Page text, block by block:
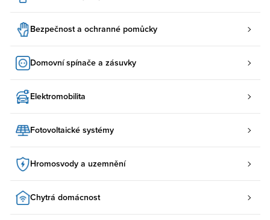
Bezpečnost a ochranné pomůcky
Domovní spínače a zásuvky
Elektromobilita
Fotovoltaické systémy
Hromosvody a uzemnění
Chytrá domácnost